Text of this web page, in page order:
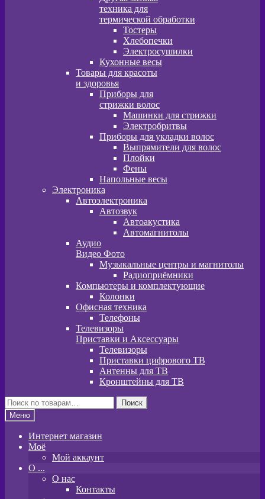
техника для
термической обработки
Тостеры
Хлебопечки
Электросушилки
Кухонные весы
Товары для красоты
и здоровья
Приборы для
стрижки волос
Машинки для стрижки
Электробритвы
Приборы для укладки волос
Выпрямители для волос
Плойки
Фены
Напольные весы
Электроника
Автоэлектроника
Автозвук
Автоакустика
Автомагнитолы
Аудио
Видео Фото
Музыкальные центры и магнитолы
Радиоприёмники
Компьютеры и комплектующие
Колонки
Офисная техника
Телефоны
Телевизоры
Приставки и Аксессуары
Телевизоры
Приставки цифрового ТВ
Антенны для ТВ
Кронштейны для ТВ
Искать:
Поиск
Меню
Интернет магазин
Моё
Мой аккаунт
O ...
О нас
Контакты